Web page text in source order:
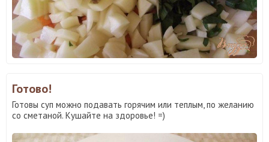
Готово!
Готовы суп можно подавать горячим или теплым, по желанию
со сметаной. Кушайте на здоровье! =)